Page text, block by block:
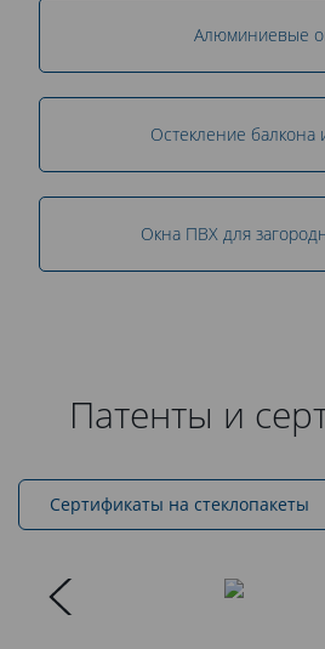
Алюминиевые
Остекление балкона
Окна ПВХ для
Патенты и
Cертификаты на стеклопакеты